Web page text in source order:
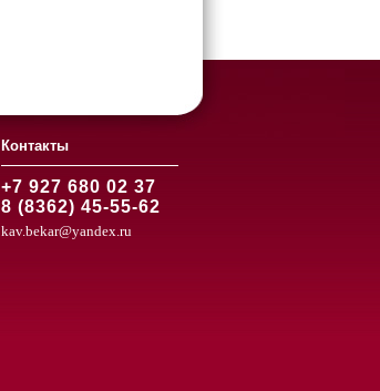
Контакты
+7 927 680 02 37
8 (8362) 45-55-62
kav.bekar@yandex.ru